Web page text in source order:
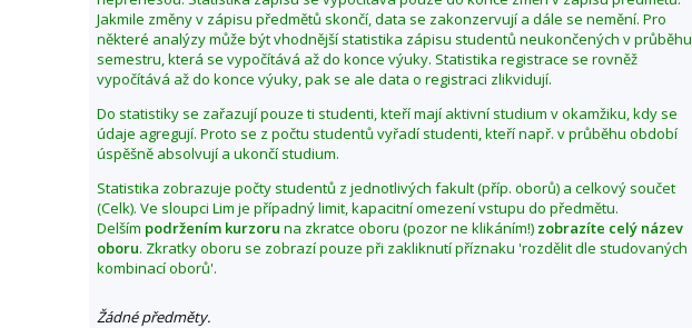
Jakmile změny v zápisu předmětů skončí, data se zakonzervují a dále se nemění. Pro
některé analýzy může být vhodnější statistika zápisu studentů neukončených v průběhu
semestru, která se vypočítává až do konce výuky. Statistika registrace se rovněž
vypočítává až do konce výuky, pak se ale data o registraci zlikvidují.
Do statistiky se zařazují pouze ti studenti, kteří mají aktivní studium v okamžiku, kdy se
údaje agregují. Proto se z počtu studentů vyřadí studenti, kteří např. v průběhu období
úspěšně absolvují a ukončí studium.
Statistika zobrazuje počty studentů z jednotlivých fakult (příp. oborů) a celkový součet
(Celk). Ve sloupci Lim je případný limit, kapacitní omezení vstupu do předmětu.
Delším podržením kurzoru na zkratce oboru (pozor ne klikáním!) zobrazíte celý název
oboru. Zkratky oboru se zobrazí pouze při zakliknutí příznaku 'rozdělit dle studovaných
kombinací oborů'.
Žádné předměty.